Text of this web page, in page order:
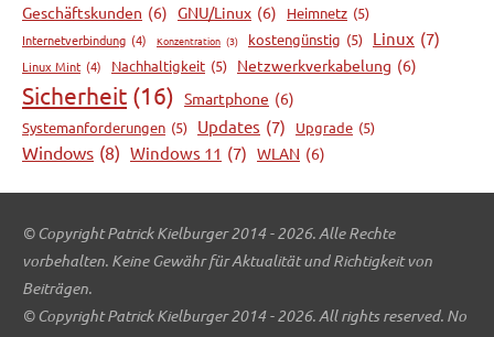
Geschäftskunden (6) GNU/Linux (6) Heimnetz (5)
Internetverbindung (4) Konzentration (3) kostengünstig (5) Linux (7)
Linux Mint (4) Nachhaltigkeit (5) Netzwerkverkabelung (6)
Sicherheit (16) Smartphone (6)
Systemanforderungen (5) Updates (7) Upgrade (5)
Windows (8) Windows 11 (7) WLAN (6)
© Copyright Patrick Kielburger 2014 - 2026. Alle Rechte
vorbehalten. Keine Gewähr für Aktualität und Richtigkeit von
Beiträgen.
© Copyright Patrick Kielburger 2014 - 2026. All rights reserved. No